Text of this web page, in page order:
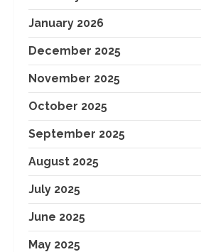
January 2026
December 2025
November 2025
October 2025
September 2025
August 2025
July 2025
June 2025
May 2025